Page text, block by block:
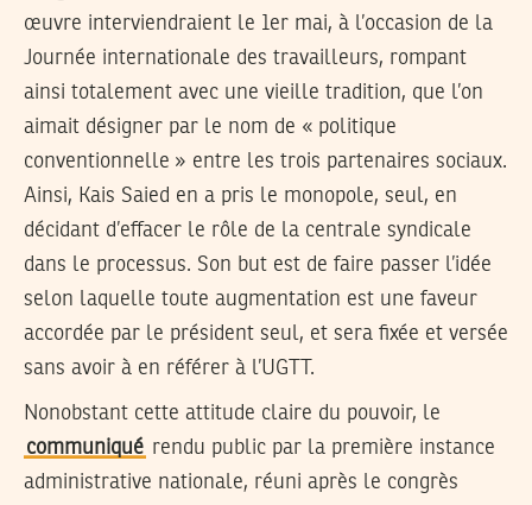
œuvre interviendraient le 1er mai, à l’occasion de la
Journée internationale des travailleurs, rompant
ainsi totalement avec une vieille tradition, que l’on
aimait désigner par le nom de « politique
conventionnelle » entre les trois partenaires sociaux.
Ainsi, Kais Saied en a pris le monopole, seul, en
décidant d’effacer le rôle de la centrale syndicale
dans le processus. Son but est de faire passer l’idée
selon laquelle toute augmentation est une faveur
accordée par le président seul, et sera fixée et versée
sans avoir à en référer à l’UGTT.
Nonobstant cette attitude claire du pouvoir, le
communiqué rendu public par la première instance
administrative nationale, réuni après le congrès